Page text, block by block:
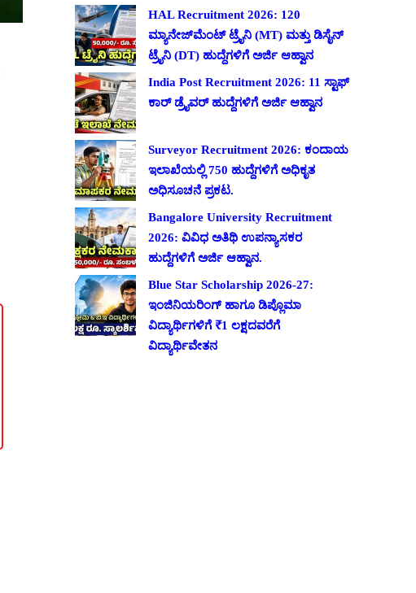
HAL Recruitment 2026: 120
ಮ್ಯಾನೇಜ್‌ಮೆಂಟ್ ಟ್ರೈನಿ (MT) ಮತ್ತು ಡಿಸೈನ್
ಟ್ರೈನಿ (DT) ಹುದ್ದೆಗಳಿಗೆ ಅರ್ಜಿ ಆಹ್ವಾನ
India Post Recruitment 2026: 11 ಸ್ಟಾಫ್
ಕಾರ್ ಡ್ರೈವರ್ ಹುದ್ದೆಗಳಿಗೆ ಅರ್ಜಿ ಆಹ್ವಾನ
Surveyor Recruitment 2026: ಕಂದಾಯ
ಇಲಾಖೆಯಲ್ಲಿ 750 ಹುದ್ದೆಗಳಿಗೆ ಅಧಿಕೃತ
ಅಧಿಸೂಚನೆ ಪ್ರಕಟ.
Bangalore University Recruitment
2026: ವಿವಿಧ ಅತಿಥಿ ಉಪನ್ಯಾಸಕರ
ಹುದ್ದೆಗಳಿಗೆ ಅರ್ಜಿ ಆಹ್ವಾನ.
Blue Star Scholarship 2026-27:
ಇಂಜಿನಿಯರಿಂಗ್ ಹಾಗೂ ಡಿಪ್ಲೊಮಾ
ವಿದ್ಯಾರ್ಥಿಗಳಿಗೆ ₹1 ಲಕ್ಷದವರೆಗೆ
ವಿದ್ಯಾರ್ಥಿವೇತನ